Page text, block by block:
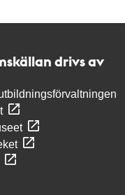
drivs av